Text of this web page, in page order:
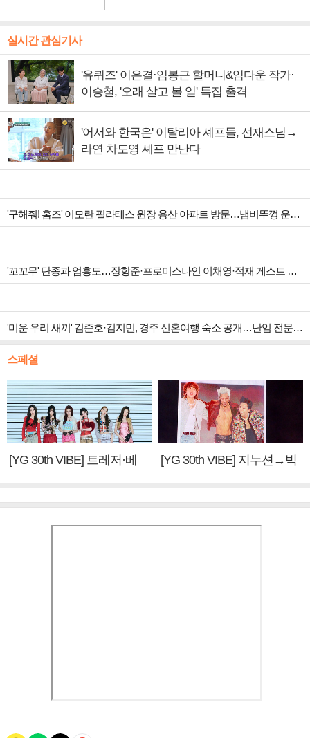
실시간 관심기사
'유퀴즈' 이은결·임봉근 할머니&임다운 작가·
이승철, '오래 살고 볼 일' 특집 출격
'어서와 한국은' 이탈리아 셰프들, 선재스님→
라연 차도영 셰프 만난다
'구해줘! 홈즈' 이모란 필라테스 원장 용산 아파트 방문…냄비뚜껑 운동법 소개
'꼬꼬무' 단종과 엄흥도…장항준·프로미스나인 이채영·적재 게스트 출연
'미운 우리 새끼' 김준호·김지민, 경주 신혼여행 숙소 공개…난임 전문 한의원 방문
스페셜
[YG 30th VIBE] 트레저·베
[YG 30th VIBE] 지누션→빅